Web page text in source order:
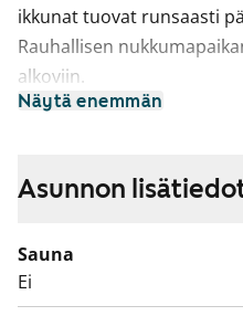
ikkunat tuovat runsaasti
Rauhallisen
alkoviin.
yläkaapit ovat
väli on laatoitettu
upotettu valko-
Varusteisiin kuuluu
Näytä enemmän
Asunnon
Sauna
Ei